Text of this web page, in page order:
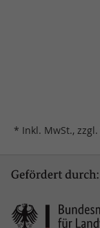
* Inkl. MwSt., zzgl.